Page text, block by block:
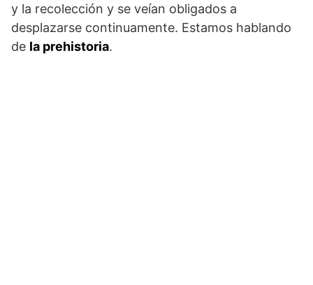
y la recolección y se veían obligados a
desplazarse continuamente. Estamos hablando
de la prehistoria.